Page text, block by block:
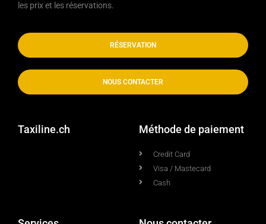
les prix et les réservations.
RÉSERVATION
NOUS CONTACTER
Taxiline.ch Méthode de paiement
Credit Card
Visa / Mastecard
Cash